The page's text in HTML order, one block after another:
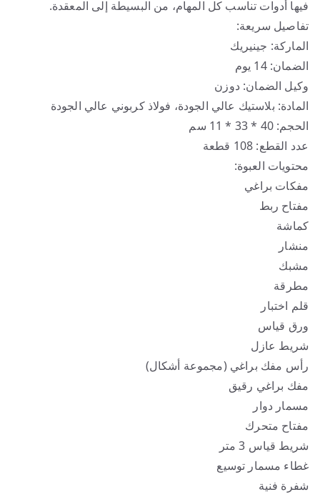
فيها أدوات تناسب كل المهام، من البسيطة إلى المعقدة.
تفاصيل سريعة:
الماركة: جينيريك
الضمان: 14 يوم
وكيل الضمان: دوزن
المادة: بلاستيك عالي الجودة، فولاذ كربوني عالي الجودة
الحجم: 40 * 33 * 11 سم
عدد القطع: 108 قطعة
محتويات العبوة:
مفكات براغي
مفتاح ربط
كماشة
منشار
مشبك
مطرقة
قلم اختبار
ورق قياس
شريط عازل
رأس مفك براغي (مجموعة أشكال)
مفك براغي رقيق
مسمار دوار
مفتاح متحرك
شريط قياس 3 متر
غطاء مسمار توسيع
شفرة فنية